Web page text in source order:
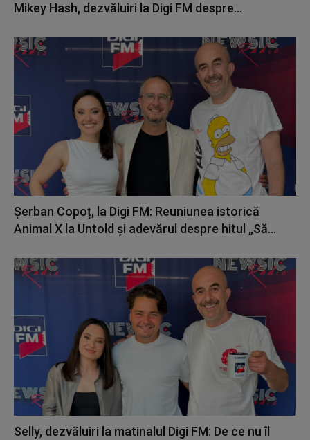
Mikey Hash, dezvăluiri la Digi FM despre...
Șerban Copoț, la Digi FM: Reuniunea istorică
Animal X la Untold și adevărul despre hitul „Să...
Selly, dezvăluiri la matinalul Digi FM: De ce nu îl